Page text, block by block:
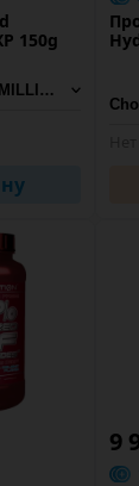
150g
9